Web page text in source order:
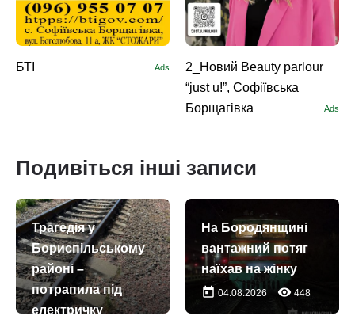
БТІ Ads
2_Новий Beauty parlour
“just u!”, Софіївська
Борщагівка
Ads
Подивіться інші записи
Трагедія у
Бориспільському
районі –
потрапила під
електричку
На Бородянщині
вантажний потяг
наїхав на жінку
today 04.08.2026 remove_red_eye 448